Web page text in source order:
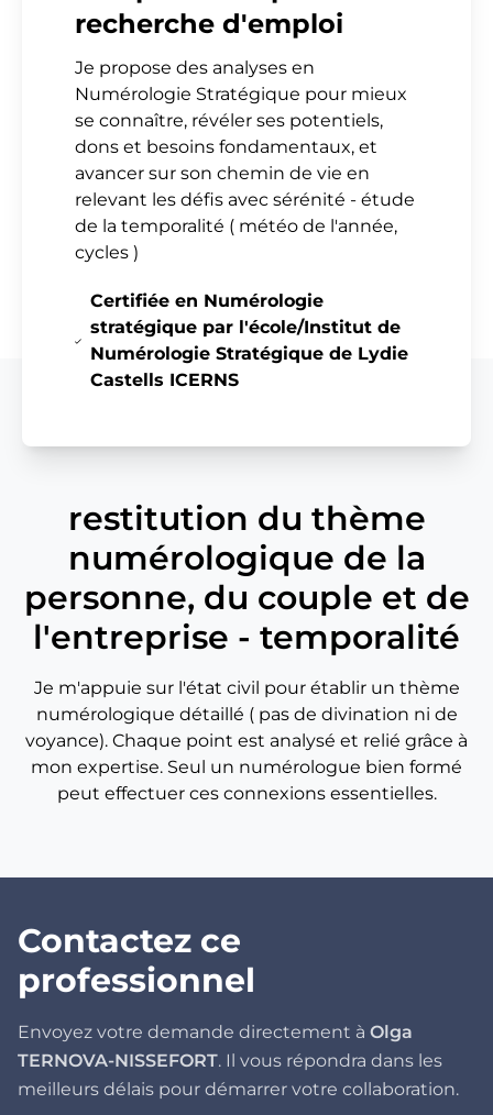
Certifiée en Numérologie
stratégique par l'école/Institut de
Numérologie Stratégique de Lydie
Castells ICERNS
recherche d'emploi
Je propose des analyses en
Numérologie Stratégique pour mieux
se connaître, révéler ses potentiels,
dons et besoins fondamentaux, et
avancer sur son chemin de vie en
relevant les défis avec sérénité - étude
de la temporalité ( météo de l'année,
cycles )
restitution du thème
numérologique de la
personne, du couple et de
l'entreprise - temporalité
Je m'appuie sur l'état civil pour établir un thème
numérologique détaillé ( pas de divination ni de
voyance). Chaque point est analysé et relié grâce à
mon expertise. Seul un numérologue bien formé
peut effectuer ces connexions essentielles.
Contactez ce
professionnel
Envoyez votre demande directement à Olga
TERNOVA-NISSEFORT. Il vous répondra dans les
meilleurs délais pour démarrer votre collaboration.